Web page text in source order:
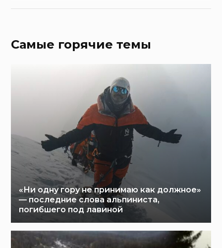
Самые горячие темы
«Ни одну гору не принимаю как должное»
— последние слова альпиниста,
погибшего под лавиной